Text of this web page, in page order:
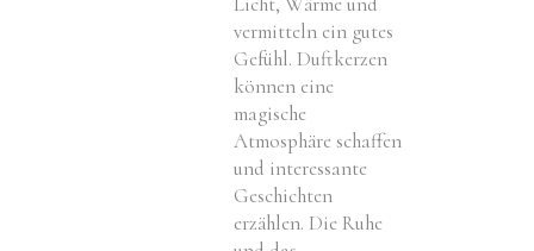
vermitteln ein gutes
Gefühl. Duftkerzen
können eine
magische
Atmosphäre schaffen
und interessante
Geschichten
erzählen. Die Ruhe